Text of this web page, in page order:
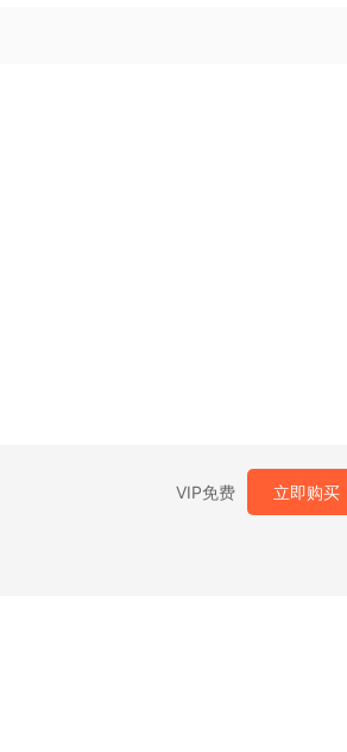
VIP免费 立即购买